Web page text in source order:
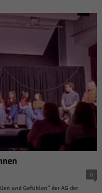
0
und Gefühlen“ der AG der
Plattformen werden
externen Medien akzeptiert
keiner manuellen Einwilligung
anzeigen
Datenschutzerklärung Impressum